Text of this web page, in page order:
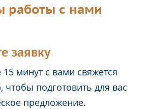
работы с нами
заявку
15 минут с вами свяжется
чтобы подготовить для вас
предложение.